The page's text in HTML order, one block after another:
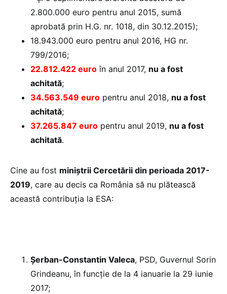
2.800.000 euro pentru anul 2015, sumă
aprobată prin H.G. nr. 1018, din 30.12.2015);
18.943.000 euro pentru anul 2016, HG nr.
799/2016;
22.812.422 euro în anul 2017, nu a fost
achitată;
34.563.549 euro pentru anul 2018, nu a fost
achitată;
37.265.847 euro pentru anul 2019, nu a fost
achitată.
Cine au fost miniştrii Cercetării din perioada 2017-
2019, care au decis ca România să nu plătească
această contribuţia la ESA:
Șerban-Constantin Valeca, PSD, Guvernul Sorin
Grindeanu, în funcţie de la 4 ianuarie la 29 iunie
2017;